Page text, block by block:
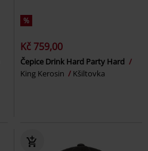
%
Kč 759,00
Čepice Drink Hard Party Hard
King Kerosin
Kšiltovka